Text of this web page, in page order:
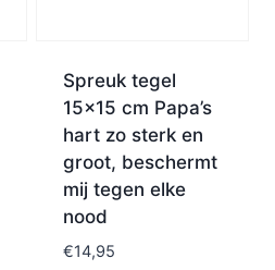
Spreuk tegel
15×15 cm Papa’s
hart zo sterk en
groot, beschermt
mij tegen elke
nood
€14,95